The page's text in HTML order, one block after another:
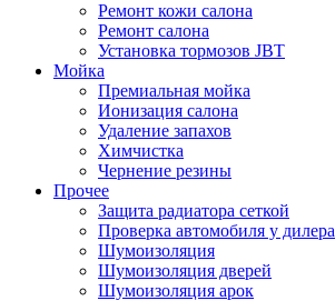
Ремонт кожи салона
Ремонт салона
Установка тормозов JBT
Мойка
Премиальная мойка
Ионизация салона
Удаление запахов
Химчистка
Чернение резины
Прочее
Защита радиатора сеткой
Проверка автомобиля у дилера
Шумоизоляция
Шумоизоляция дверей
Шумоизоляция арок